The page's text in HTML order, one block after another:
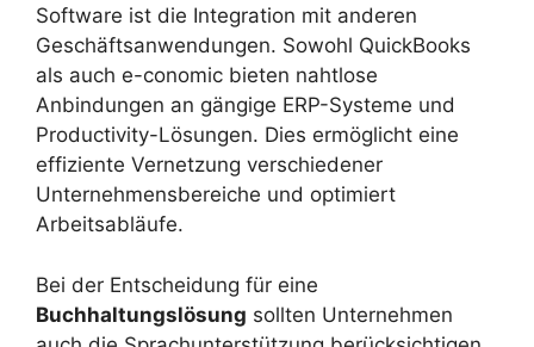
Software ist die Integration mit anderen
Geschäftsanwendungen. Sowohl QuickBooks
als auch e-conomic bieten nahtlose
Anbindungen an gängige ERP-Systeme und
Productivity-Lösungen. Dies ermöglicht eine
effiziente Vernetzung verschiedener
Unternehmensbereiche und optimiert
Arbeitsabläufe.
Bei der Entscheidung für eine
Buchhaltungslösung sollten Unternehmen